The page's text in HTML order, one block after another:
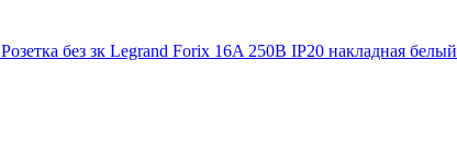
Розетка без зк Legrand Forix 16A 250В IP20 накладная белый